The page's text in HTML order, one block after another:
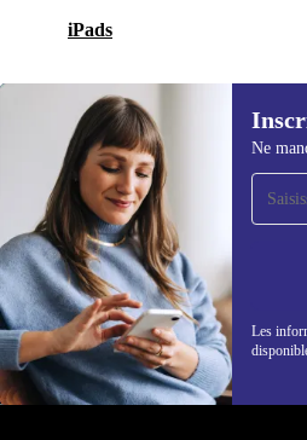
iPads
Ne
Les
Recevoir offres
refurbed par
Ne manquez plus
REFURBED